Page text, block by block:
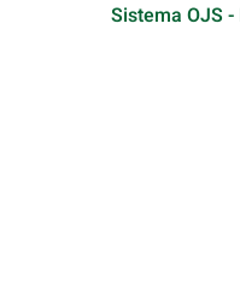
Sistema OJS